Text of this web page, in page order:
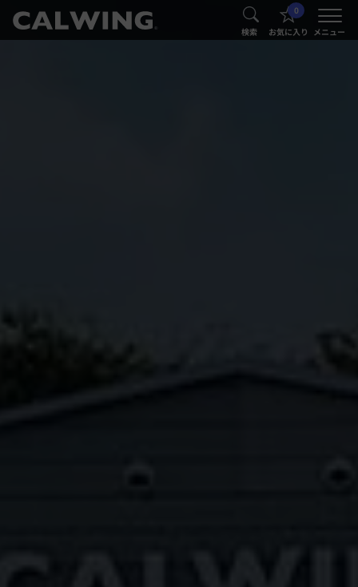
® 検索
0
お気に入り メニュー
®